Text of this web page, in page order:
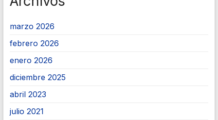
marzo 2026
febrero 2026
enero 2026
diciembre 2025
abril 2023
julio 2021